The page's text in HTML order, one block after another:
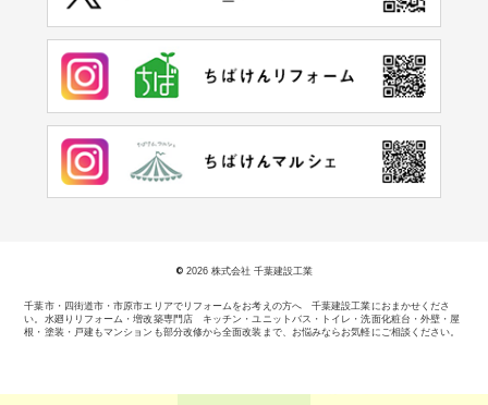
千葉市・四街道市・市原市エリアでリフォームをお考えの方へ 千葉建設工業におまかせくださ
い。 水廻りリフォーム・増改築専門店 キッチン・ユニットバス・トイレ・洗面化粧台・外壁・屋
根・塗装・戸建もマンションも部分改修から全面改装まで、お悩みならお気軽にご相談ください。
© 2026 株式会社 千葉建設工業